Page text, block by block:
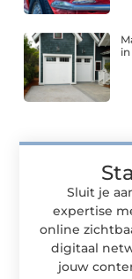
Sluit je
expertise
online
digitaal
jouw